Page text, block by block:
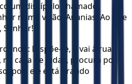
um discípulo chamado
numa visão: Ananias! Ao que
Senhor!
Dispõe-te, e vai à rua
casa de Judas, procura por
pois ele está orando